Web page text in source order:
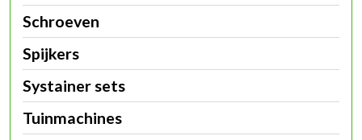
Schroeven
Spijkers
Systainer sets
Tuinmachines